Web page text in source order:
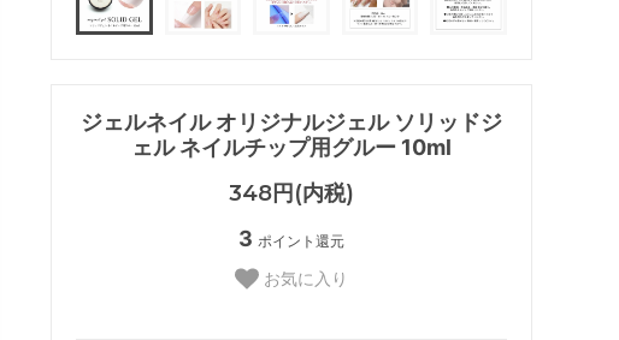
ジェルネイル オリジナルジェル ソリッドジ
ェル ネイルチップ用グルー 10ml
348円(内税)
3 ポイント還元
お気に入り